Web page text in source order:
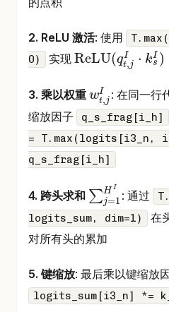
2. ReLU 激活: 使用
0)
实现 ReLU(qI
t,j ⋅ kI
s )
3. 乘以权重 wI
t,j
wt,jI
: 在同一行
缩放因子
q_s_frag[i_h]
= T.max(logits[i3_n,
q_s_frag[i_h]
4. 跨头求和 ∑H I
j=1
∑ j=1HI
: 通过
logits_sum, dim=1)
在
对所有头的累加
5. 键缩放: 最后乘以键缩放
logits_sum[i3_n] *=